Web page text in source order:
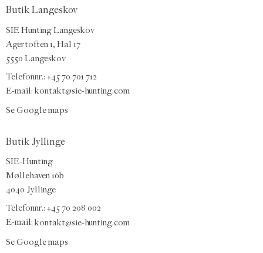
Butik Langeskov
SIE Hunting Langeskov
Agertoften 1, Hal 17
5550 Langeskov
Telefonnr.: +45 70 701 712
E-mail: kontakt@sie-hunting.com
Se Google maps
Butik Jyllinge
SIE-Hunting
Møllehaven 16b
4040 Jyllinge
Telefonnr.: +45 70 208 002
E-mail: kontakt@sie-hunting.com
Se Google maps